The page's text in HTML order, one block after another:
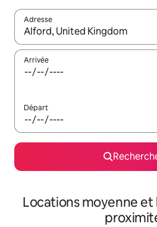
Adresse
Lorsque les résultats s'affichent,
Arrivée
Départ
Locations moyenne et